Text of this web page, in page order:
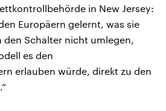
in New Jersey:
Europäern gelernt, was sie
Schalter nicht umlegen,
es den
erlauben würde, direkt zu den